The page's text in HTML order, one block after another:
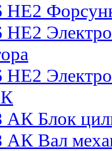
Блок
Вал